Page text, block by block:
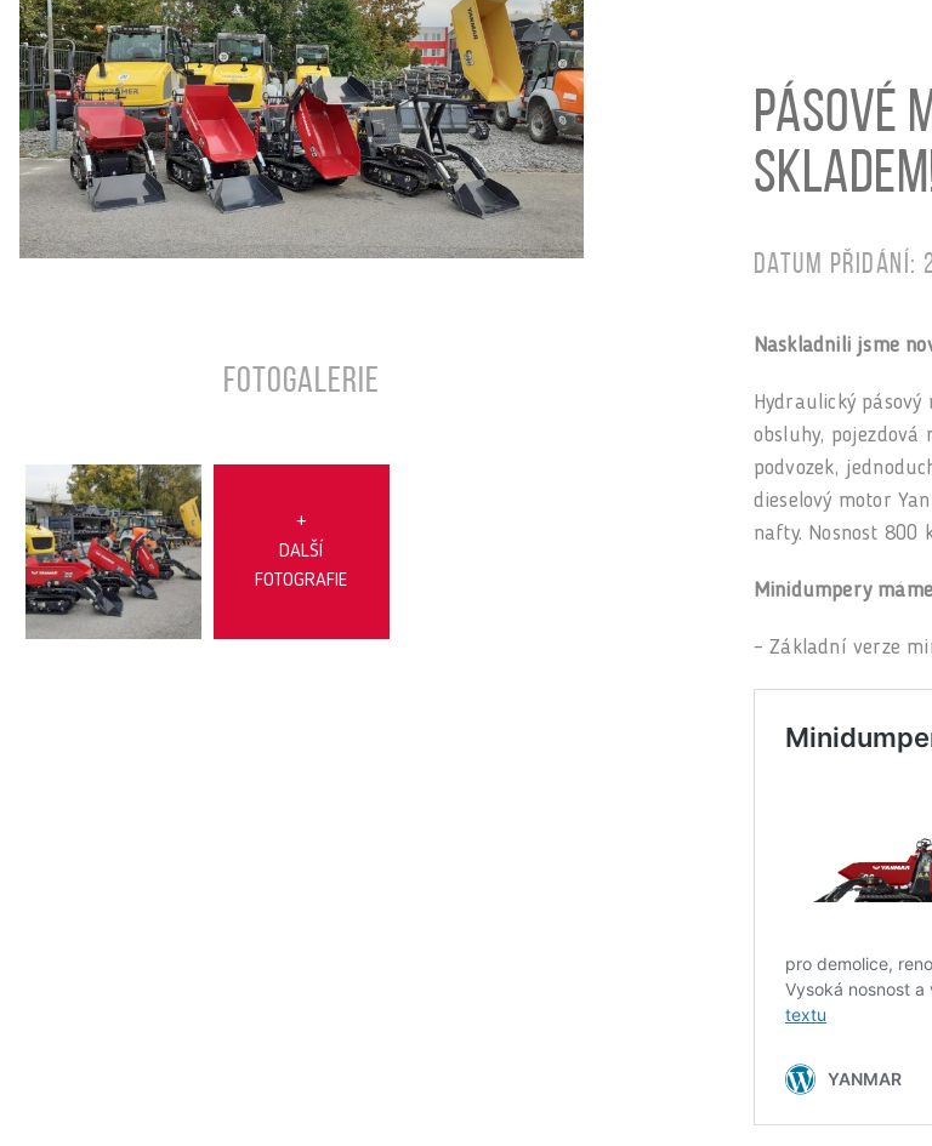
Fotogalerie
+
DALŠÍ
FOTOGRAFIE
Pásové
Datum přidání:
Naskladnili jsme
Hydraulický
obsluhy,
podvozek,
dieselový motor
nafty. Nosnost 800
Minidumpery
– Základní verze